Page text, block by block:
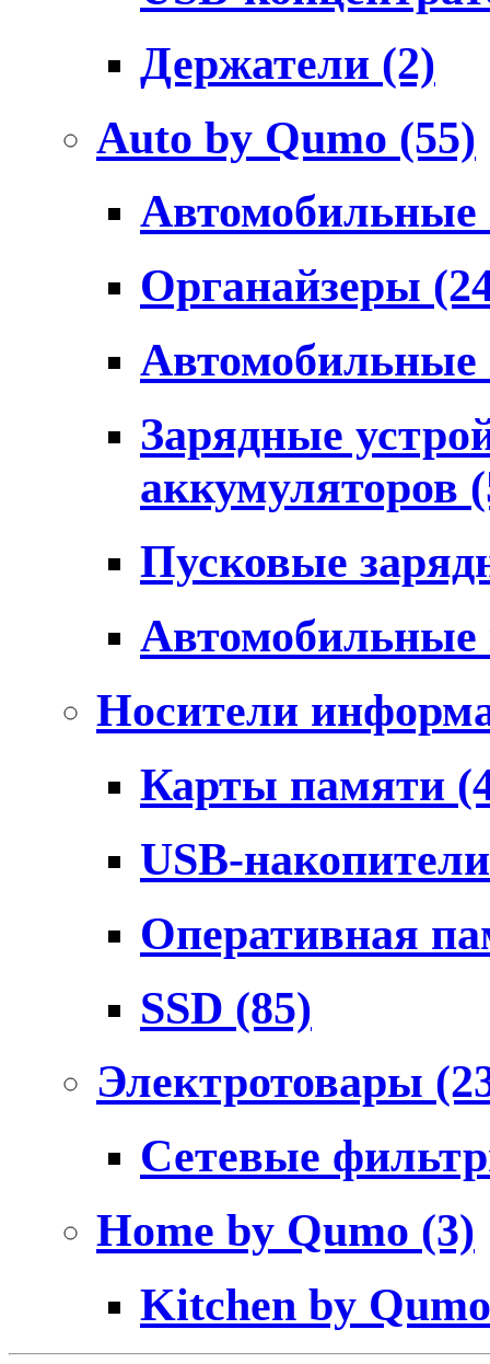
Держатели (2)
Auto by Qumo (55)
Органайзеры
Зарядные
аккумуляторов
Пусковые
Носители
Карты памяти
USB-
Оперативная
SSD (85)
Электротовары
Сетевые
Home by Qumo (3)
Kitchen by